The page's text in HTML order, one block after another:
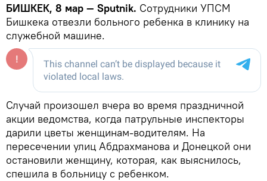
БИШКЕК, 8 мар — Sputnik. Сотрудники УПСМ
Бишкека отвезли больного ребенка в клинику на
служебной машине.
Случай произошел вчера во время праздничной
акции ведомства, когда патрульные инспекторы
дарили цветы женщинам-водителям. На
пересечении улиц Абдрахманова и Донецкой они
остановили женщину, которая, как выяснилось,
спешила в больницу с ребенком.